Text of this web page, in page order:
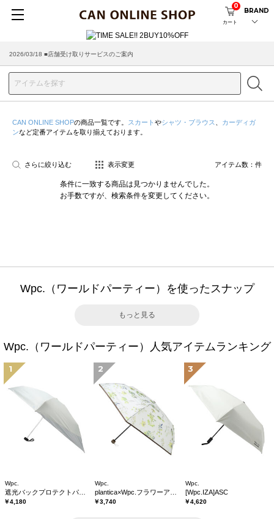
カート
0
BRAND
2026/03/18 ■店舗受け取りサービスのご案内
CAN ONLINE SHOPの商品一覧です。 スカート やシャツ・ブラウス
カーディガ
ンなど定番アイテムを取り揃えております。
さらに絞り込む 表示変更 アイテム数： 件
条件に一致する商品は見つかりませんでした。
お手数ですが、検索条件を変更してください。
Wpc.（ワールドパーティー）を使ったスナップ
もっと見る
Wpc.（ワールドパーティー）人気アイテムランキング
1
Wpc.
￥4,180
2
Wpc.
￥3,740
3
Wpc.
[Wpc.IZA]ASC
￥4,620